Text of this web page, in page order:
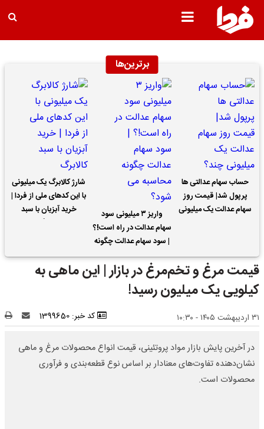
برترین‌ها
حساب سهام عدالتی ها
پرپول شد| قیمت روز
سهام عدالت یک میلیونی
واریز ۳ میلیونی سود
سهام عدالت در راه است!؟
| سود سهام عدالت چگونه
محاسبه می شود؟
شارژ کالابرگ یک میلیونی
با این کدهای ملی از فردا |
خرید آبزیان با سبد
قیمت مرغ و تخم‌مرغ در بازار | این ماهی به
کیلویی یک میلیون رسید!
۳۱ اردیبهشت ۱۴۰۵ - ۱۰:۳۰ کد خبر: 1399650
در آخرین پایش بازار مواد پروتئینی، قیمت انواع محصولات مرغ و ماهی
نشان‌دهنده تفاوت‌های معنادار بر اساس نوع قطعه‌بندی و فرآوری
محصولات است.